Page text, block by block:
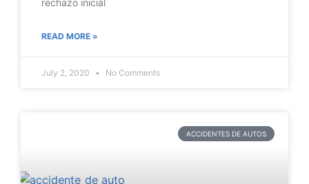
rechazo inicial
READ MORE »
July 2, 2020 No Comments
ACCIDENTES DE AUTOS